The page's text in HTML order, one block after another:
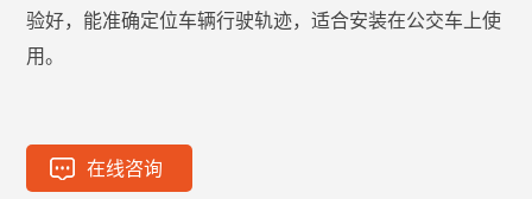
验好，能准确定位车辆行驶轨迹，适合安装在公交车上使
用。
在线咨询